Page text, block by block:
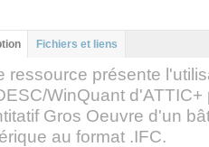
principal
(onglet
actif)
Fichiers et liens
ressource présente
WinQuant
Gros Oeuvre d'un
au format .IFC.